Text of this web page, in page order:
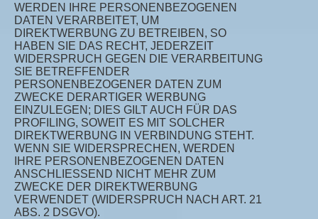
WERDEN IHRE PERSONENBEZOGENEN
DATEN VERARBEITET, UM
DIREKTWERBUNG ZU BETREIBEN, SO
HABEN SIE DAS RECHT, JEDERZEIT
WIDERSPRUCH GEGEN DIE VERARBEITUNG
SIE BETREFFENDER
PERSONENBEZOGENER DATEN ZUM
ZWECKE DERARTIGER WERBUNG
EINZULEGEN; DIES GILT AUCH FÜR DAS
PROFILING, SOWEIT ES MIT SOLCHER
DIREKTWERBUNG IN VERBINDUNG STEHT.
WENN SIE WIDERSPRECHEN, WERDEN
IHRE PERSONENBEZOGENEN DATEN
ANSCHLIESSEND NICHT MEHR ZUM
ZWECKE DER DIREKTWERBUNG
VERWENDET (WIDERSPRUCH NACH ART. 21
ABS. 2 DSGVO).